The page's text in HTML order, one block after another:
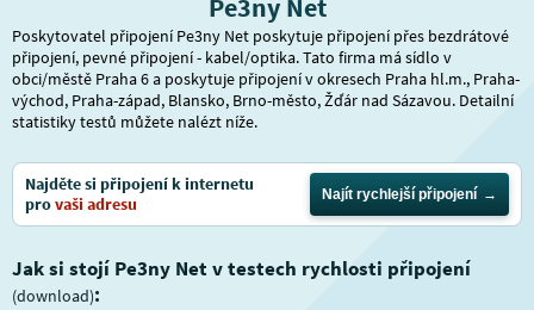
Pe3ny Net
Poskytovatel připojení Pe3ny Net poskytuje připojení přes bezdrátové
připojení, pevné připojení - kabel/optika. Tato firma má sídlo v
obci/městě Praha 6 a poskytuje připojení v okresech Praha hl.m., Praha-
východ, Praha-západ, Blansko, Brno-město, Žďár nad Sázavou. Detailní
statistiky testů můžete nalézt níže.
Najděte si připojení k internetu
provaši adresu Najít rychlejší připojení
Jak si stojí Pe3ny Net v testech rychlosti připojení
(download):